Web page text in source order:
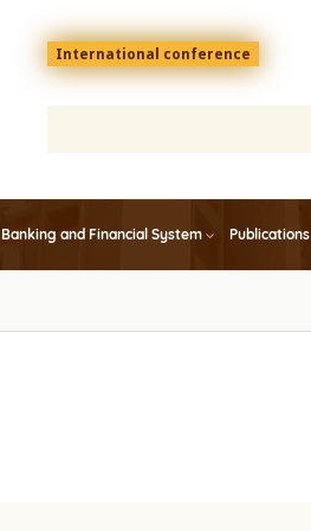
Menu
top
En
International conference
Banking and Financial System Publications